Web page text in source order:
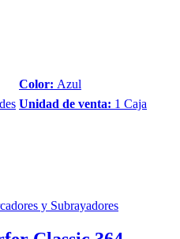
Color: Azul
Unidad de venta: 1 Caja
y Subrayadores